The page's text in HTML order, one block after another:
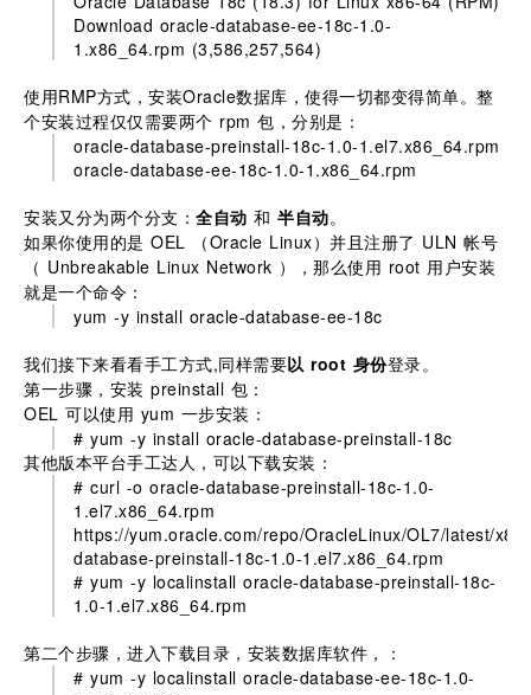
Download oracle-database-ee-18c-1.0-
1.x86_64.rpm (3,586,257,564)
使用RMP方式，安装Oracle数据库，使得一切都变得简单。整
个安装过程仅仅需要两个 rpm 包，分别是：
oracle-database-preinstall-18c-1.0-1.el7.x86_64.rpm
oracle-database-ee-18c-1.0-1.x86_64.rpm
安装又分为两个分支： 全自动 和 半自动。
如果你使用的是 OEL （Oracle Linux）并且注册了 ULN 帐号
（ Unbreakable Linux Network ），那么使用 root 用户安装
就是一个命令：
yum -y install oracle-database-ee-18c
我们接下来看看手工方式,同样需要以 root 身份登录。
第一步骤，安装 preinstall 包：
OEL 可以使用 yum 一步安装：
# yum -y install oracle-database-preinstall-18c
其他版本平台手工达人，可以下载安装：
# curl -o oracle-database-preinstall-18c-1.0-
1.el7.x86_64.rpm
https://yum.oracle.com/repo/OracleLinux/OL7/latest/
database-preinstall-18c-1.0-1.el7.x86_64.rpm
# yum -y localinstall oracle-database-preinstall-18c-
1.0-1.el7.x86_64.rpm
第二个步骤，进入下载目录，安装数据库软件，：
# yum -y localinstall oracle-database-ee-18c-1.0-